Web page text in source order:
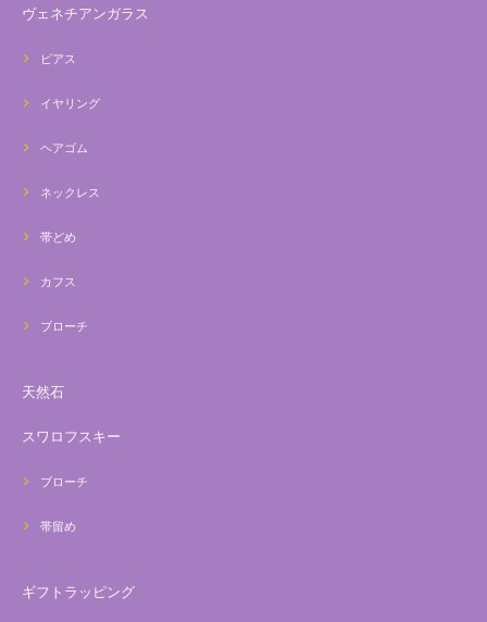
ヴェネチアンガラス
ピアス
イヤリング
ヘアゴム
ネックレス
帯どめ
カフス
ブローチ
天然石
スワロフスキー
ブローチ
帯留め
ギフトラッピング